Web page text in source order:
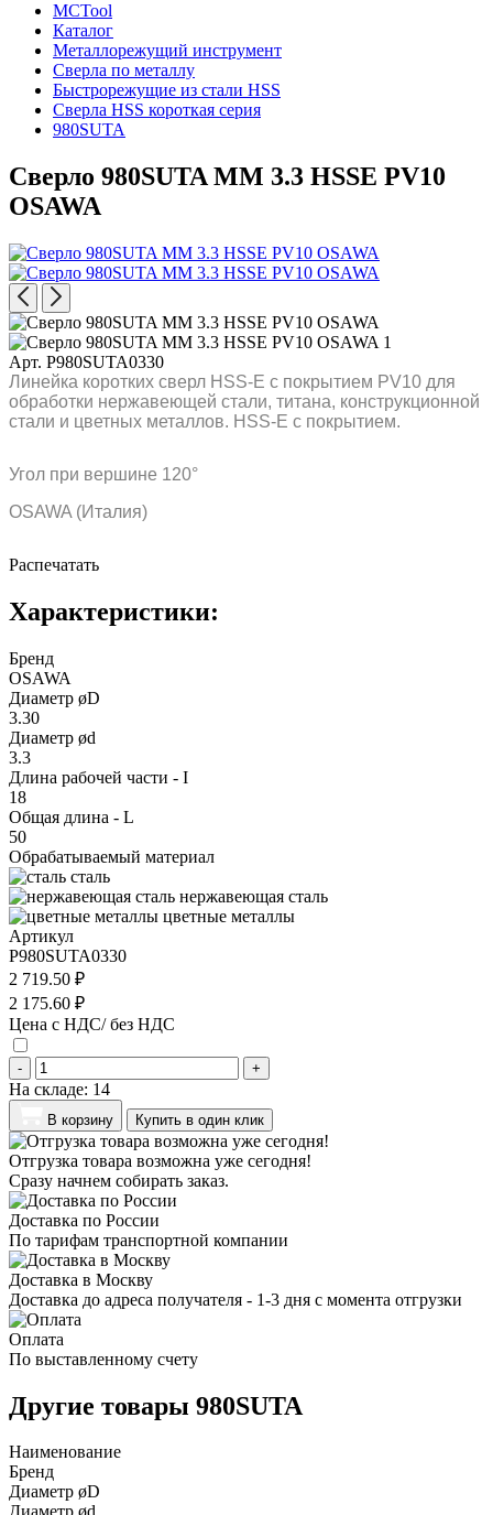
MCTool
Каталог
Металлорежущий инструмент
Сверла по металлу
Быстрорежущие из стали HSS
Сверла HSS короткая серия
980SUTA
Сверло 980SUTA MM 3.3 HSSE PV10
OSAWA
Арт. P980SUTA0330
Линейка коротких сверл HSS-E с покрытием PV10 для
обработки нержавеющей стали, титана, конструкционной
стали и цветных металлов. HSS-E с покрытием.
Угол при вершине 120°
OSAWA (Италия)
Распечатать
Характеристики:
Бренд
OSAWA
Диаметр øD
3.30
Диаметр ød
3.3
Длина рабочей части - I
18
Общая длина - L
50
Обрабатываемый материал
сталь
нержавеющая сталь
цветные металлы
Артикул
P980SUTA0330
2 719.50 ₽
2 175.60 ₽
Цена с НДС/ без НДС
- +
На складе: 14
В корзину Купить в один клик
Отгрузка товара возможна уже сегодня!
Сразу начнем собирать заказ.
Доставка по России
По тарифам транспортной компании
Доставка в Москву
Доставка до адреса получателя - 1-3 дня с момента отгрузки
Оплата
По выставленному счету
Другие товары 980SUTA
Наименование
Бренд
Диаметр øD